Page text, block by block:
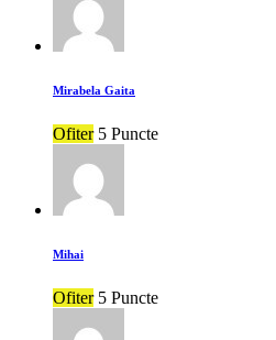
Mirabela Gaita
Ofiter 5 Puncte
Mihai
Ofiter 5 Puncte